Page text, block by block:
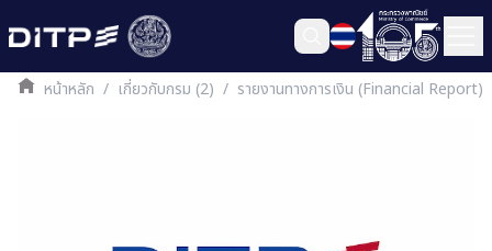
หน้าหลัก / เกี่ยวกับกรม (2) / รายงานทางการเงิน (Financial Report)